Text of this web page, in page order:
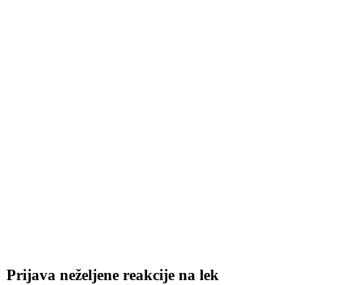
Prijava neželjene reakcije na lek